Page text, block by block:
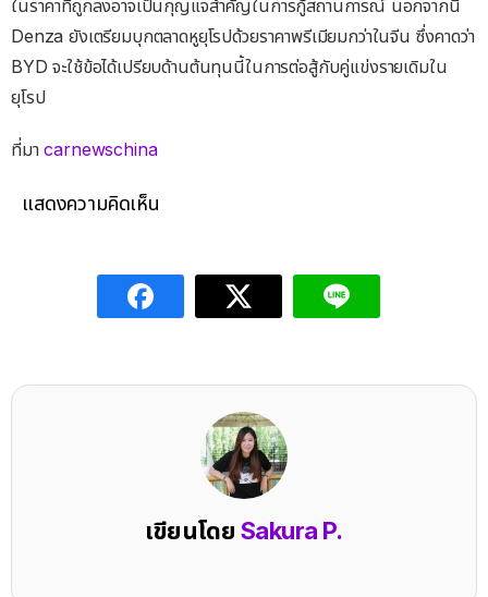
ในราคาที่ถูกลงอาจเป็นกุญแจสำคัญในการกู้สถานการณ์ นอกจากนี้
Denza ยังเตรียมบุกตลาดหูยุโรปด้วยราคาพรีเมียมกว่าในจีน ซึ่งคาดว่า
BYD จะใช้ข้อได้เปรียบด้านต้นทุนนี้ในการต่อสู้กับคู่แข่งรายเดิมใน
ยุโรป
ที่มาcarnewschina
แสดงความคิดเห็น
เขียนโดย Sakura P.